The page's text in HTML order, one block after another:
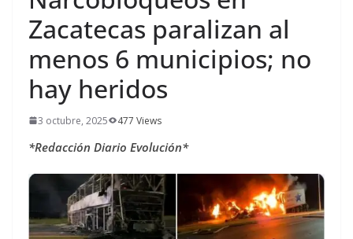
Zacatecas paralizan al
menos 6 municipios; no
hay heridos
3 octubre, 2025 477 Views
*Redacción Diario Evolución*